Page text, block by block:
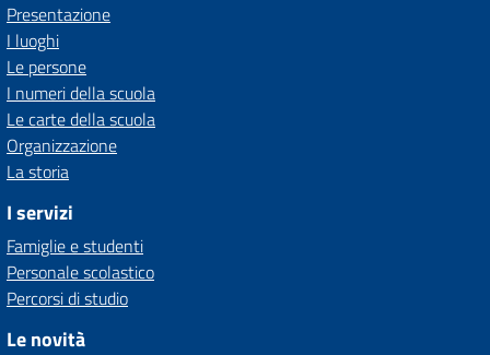
Presentazione
I luoghi
Le persone
I numeri della scuola
Le carte della scuola
Organizzazione
La storia
I servizi
Famiglie e studenti
Personale scolastico
Percorsi di studio
Le novità